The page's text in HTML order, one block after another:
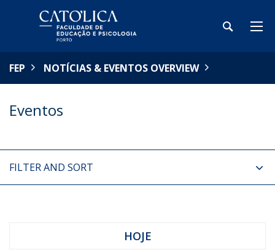
FEP NOTÍCIAS & EVENTOS OVERVIEW
Eventos
FILTER AND SORT
HOJE